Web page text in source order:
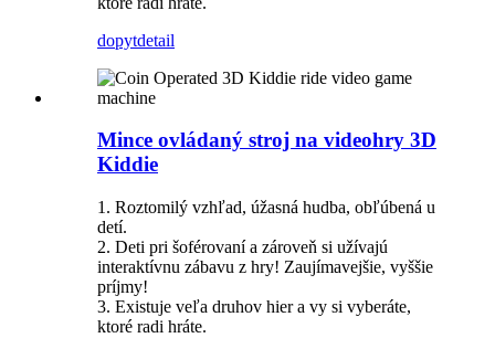
dopytdetail
Mince ovládaný stroj na videohry 3D
Kiddie
1. Roztomilý vzhľad, úžasná hudba, obľúbená u
detí.
2. Deti pri šoférovaní a zároveň si užívajú
interaktívnu zábavu z hry! Zaujímavejšie, vyššie
príjmy!
3. Existuje veľa druhov hier a vy si vyberáte,
ktoré radi hráte.